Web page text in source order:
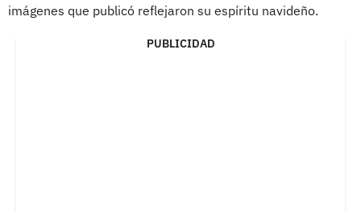
imágenes que publicó reflejaron su espíritu navideño.
PUBLICIDAD